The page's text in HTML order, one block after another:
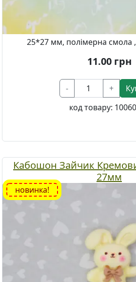
25*27 мм, полімерна смола
11.00грн
- +
код товару:
Кабошон Зайчик
27мм
новинка!